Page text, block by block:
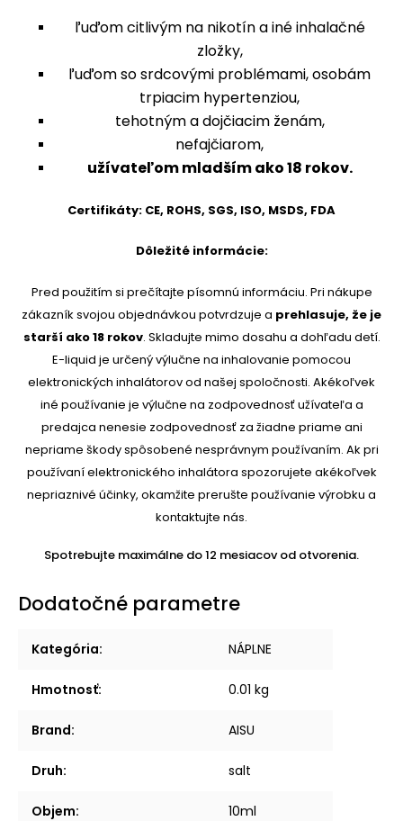
ľuďom citlivým na nikotín a iné inhalačné
zložky,
ľuďom so srdcovými problémami, osobám
trpiacim hypertenziou,
tehotným a dojčiacim ženám,
nefajčiarom,
užívateľom mladším ako 18 rokov.
Certifikáty: CE, ROHS, SGS, ISO, MSDS, FDA
Dôležité informácie:
Pred použitím si prečítajte písomnú informáciu. Pri nákupe
zákazník svojou objednávkou potvrdzuje a prehlasuje, že je
starší ako 18 rokov. Skladujte mimo dosahu a dohľadu detí.
E-liquid je určený výlučne na inhalovanie pomocou
elektronických inhalátorov od našej spoločnosti. Akékoľvek
iné používanie je výlučne na zodpovednosť užívateľa a
predajca nenesie zodpovednosť za žiadne priame ani
nepriame škody spôsobené nesprávnym používaním. Ak pri
používaní elektronického inhalátora spozorujete akékoľvek
nepriaznivé účinky, okamžite prerušte používanie výrobku a
kontaktujte nás.
Spotrebujte maximálne do 12 mesiacov od otvorenia.
Dodatočné parametre
Kategória: NÁPLNE
Hmotnosť: 0.01 kg
Brand: AISU
Druh: salt
Objem: 10ml